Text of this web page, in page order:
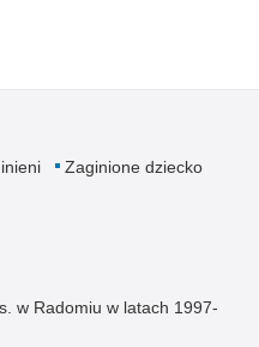
Zaginione dziecko
w Radomiu w latach 1997-